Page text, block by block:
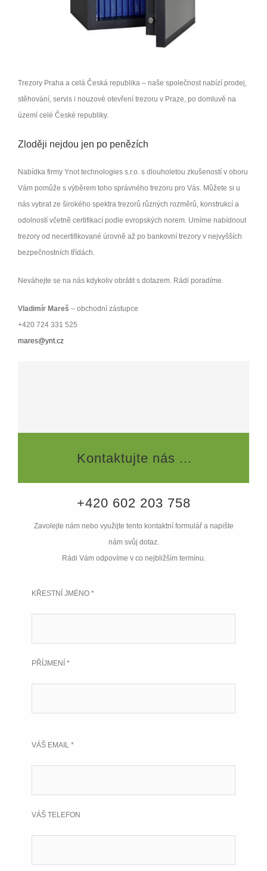
Trezory Praha a celá Česká republika – naše společnost nabízí prodej,
stěhování, servis i nouzové otevření trezoru v Praze, po domluvě na
území celé České republiky.
Zloději nejdou jen po penězích
Nabídka firmy Ynot technologies s.r.o. s dlouholetou zkušeností v oboru
Vám pomůže s výběrem toho správného trezoru pro Vás. Můžete si u
nás vybrat ze širokého spektra trezorů různých rozměrů, konstrukcí a
odolností včetně certifikací podle evropských norem. Umíme nabídnout
trezory od necertifikované úrovně až po bankovní trezory v nejvyšších
bezpečnostních třídách.
Neváhejte se na nás kdykoliv obrátit s dotazem. Rádi poradíme.
Vladimír Mareš – obchodní zástupce
+420 724 331 525
mares@ynt.cz
Kontaktujte nás ...
+420 602 203 758
Zavolejte nám nebo využijte tento kontaktní formulář a napište
nám svůj dotaz.
Rádi Vám odpovíme v co nejbližším termínu.
KŘESTNÍ JMÉNO *
PŘÍJMENÍ *
VÁŠ EMAIL *
VÁŠ TELEFON